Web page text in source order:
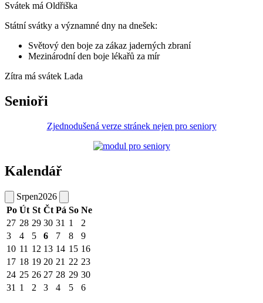
Svátek má Oldřiška
Státní svátky a významné dny na dnešek:
Světový den boje za zákaz jaderných zbraní
Mezinárodní den boje lékařů za mír
Zítra má svátek Lada
Senioři
Zjednodušená verze stránek nejen pro seniory
Kalendář
Srpen2026
Po Út St Čt Pá So Ne
27 28 29 30 31 1
2
3
4 5 6 7 8
9
10 11 12 13 14 15 16
17 18 19 20 21 22 23
24 25 26 27 28 29 30
31 1 2 3 4 5 6